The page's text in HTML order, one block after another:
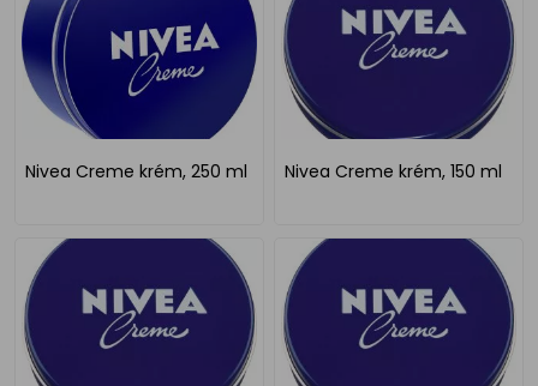
Nivea Creme krém, 250 ml Nivea Creme krém, 150 ml